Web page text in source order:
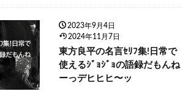
2023年9月4日
2024年11月7日
東方良平の名言ｾﾘﾌ集!日常で
使えるｼﾞｮｼﾞｮの語録だもんね
ーっデヒヒヒ〜ッ